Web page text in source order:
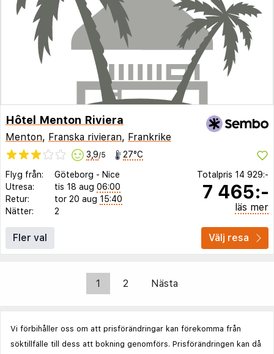
Hôtel Menton Riviera
Menton, Franska rivieran, Frankrike
3,9/5 27°C
Flyg från: Göteborg - Nice
Utresa:
tis 18 aug 06:00
Retur:
tor 20 aug 15:40
Nätter:
2
Totalpris 14 929:-
7 465:-
läs mer
Fler val Välj resa
1 2 Nästa
Vi förbihåller oss om att prisförändringar kan förekomma från
söktillfälle till dess att bokning genomförs. Prisförändringen kan då